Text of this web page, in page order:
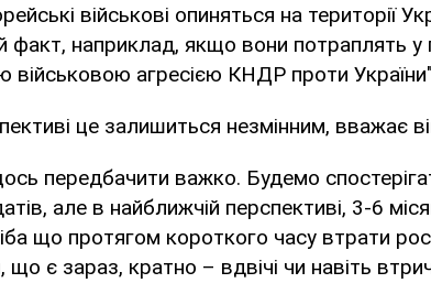
військові опиняться на території
факт, наприклад, якщо вони потраплять у
військовою агресією КНДР проти
це залишиться незмінним, вважає
передбачити важко. Будемо
але в найближчій перспективі, 3-6
що протягом короткого часу втрати
що є зараз, кратно – вдвічі чи навіть